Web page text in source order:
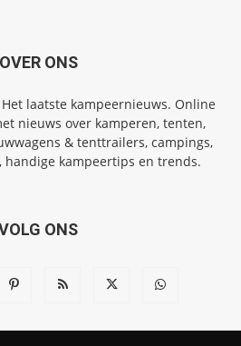
OVER ONS
laatste kampeernieuws. Online
nieuws over kamperen, tenten,
& tenttrailers, campings,
handige kampeertips en trends.
ONS